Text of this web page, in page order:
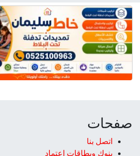
صفحات
اتصل بنا
بنوك وبطاقات اعتماد